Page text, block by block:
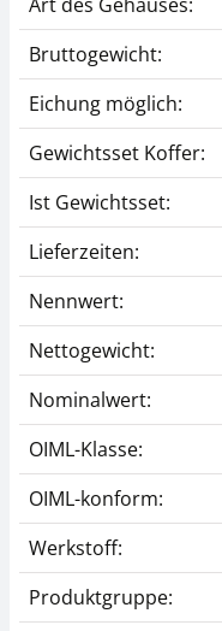
Bruttogewicht:
Eichung möglich:
Gewichtsset Koffer:
Ist Gewichtsset:
Lieferzeiten:
Nennwert:
Nettogewicht:
Nominalwert:
OIML-Klasse:
OIML-konform:
Werkstoff:
Produktgruppe: